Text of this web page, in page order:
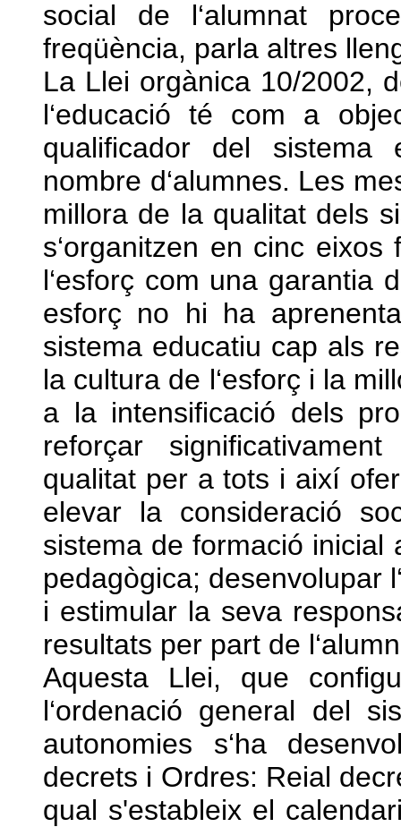
social de l‘alumnat
freqüència, parla altres
La Llei orgànica 10/2002,
l‘educació té com a
qualificador del
nombre d‘alumnes. Les
millora de la qualitat dels
s‘organitzen en cinc
l‘esforç com una garantia
esforç no hi ha
sistema educatiu cap als
la cultura de l‘esforç i la
a la intensificació dels
reforçar
qualitat per a tots i així
elevar la consideració
sistema de formació inicial
pedagògica; desenvolupar
i estimular la seva
resultats per part de
Aquesta Llei, que
l‘ordenació general del
autonomies s‘ha
decrets i Ordres: Reial
qual s'estableix el